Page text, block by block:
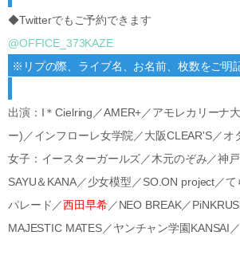
◆Twitterでもご予約できます
@OFFICE_373KAZE
※リプの際、ライブ名、お名前、枚数をご明
出演：I＊Cielring／AMER+／アモレカリーナ
ー)／インフローレ女学院／大阪CLEAR'S／オ
女子：イースターガールズ／木元のぞみ／神
SAYU＆KANA／少女模型／SO.ON project／
パレード／西田早希／NEO BREAK／
MAJESTIC MATES／ヤンチャン学園KANSAI